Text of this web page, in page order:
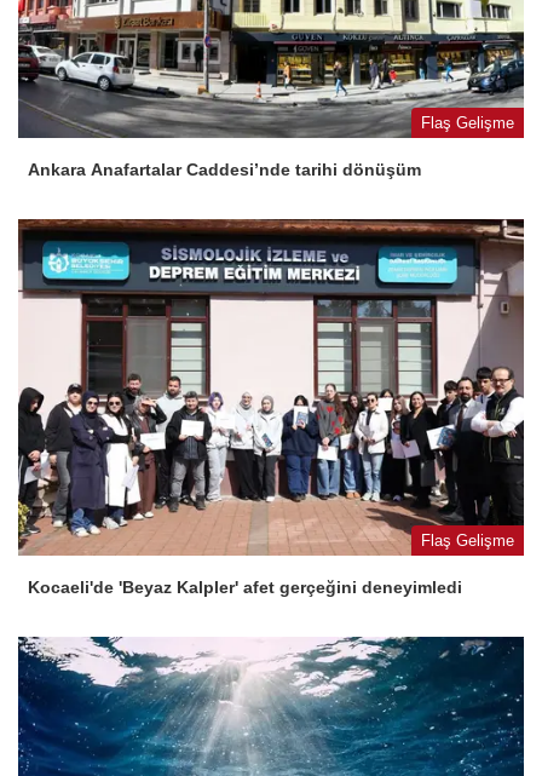
Flaş Gelişme
Ankara Anafartalar Caddesi’nde tarihi dönüşüm
Flaş Gelişme
Kocaeli'de 'Beyaz Kalpler' afet gerçeğini deneyimledi